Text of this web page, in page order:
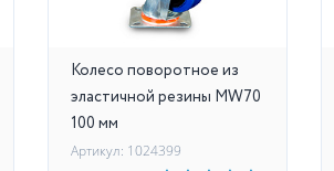
Колесо поворотное из
эластичной резины MW70
100 мм
Артикул: 1024399